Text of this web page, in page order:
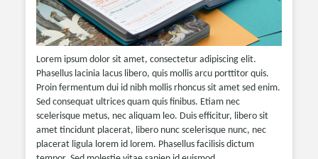
Lorem ipsum dolor sit amet, consectetur adipiscing elit.
Phasellus lacinia lacus libero, quis mollis arcu porttitor quis.
Proin fermentum dui id nibh mollis rhoncus sit amet sed enim.
Sed consequat ultrices quam quis finibus. Etiam nec
scelerisque metus, nec aliquam leo. Duis efficitur, libero sit
amet tincidunt placerat, libero nunc scelerisque nunc, nec
placerat ligula lorem id lorem. Phasellus facilisis dictum